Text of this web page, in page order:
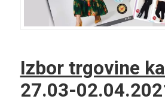
Izbor trgovine
27.03-